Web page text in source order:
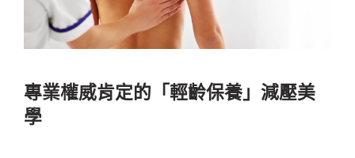
專業權威肯定的「輕齡保養」減壓美
學